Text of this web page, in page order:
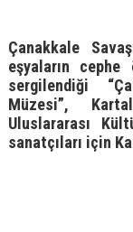
Çanakkale
eşyaların
sergilendiği
Müzesi”,
Uluslararası
sanatçıları için